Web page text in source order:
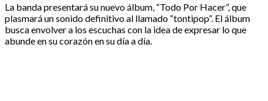
La banda presentará su nuevo álbum, “Todo Por Hacer”, que
plasmará un sonido definitivo al llamado “tontipop”. El álbum
busca envolver a los escuchas con la idea de expresar lo que
abunde en su corazón en su día a día.